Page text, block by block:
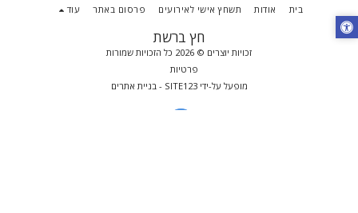
חץ ברשת
זכויות יוצרים © 2026 כל הזכויות שמורות
פרטיות
מופעל על-ידיSITE123
- בניית אתרים
בית אודות תשחץ אישי לאירועים פרסום באתר עוד